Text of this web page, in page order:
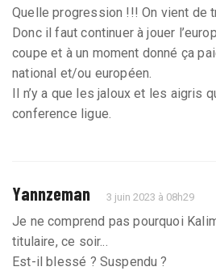
Quelle progression !!! On vient de
Donc il faut continuer à jouer
coupe et à un moment donné ça
national et/ou européen.
Il n’y a que les jaloux et les aigris
conference ligue.
Yannzeman 3 juin 2023 à 08h29
Je ne comprend pas pourquoi
titulaire, ce soir...
Est-il blessé ? Suspendu ?